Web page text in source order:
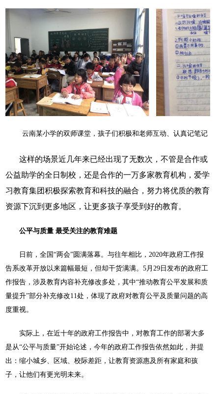
云南某小学的双师课堂，孩子们积极和老师互动、认真记笔记
这样的场景近几年来已经出现了无数次，不管是合作或
公益助学的全日制校，还是合作的一万多家教育机构，爱学
习教育集团积极探索教育和科技的融合，努力将优质的教育
资源下沉到更多地区，让更多孩子享受到好的教育。
公平与质量 最受关注的教育难题
日前，全国“两会”圆满落幕。与往年相比，2020年政府工作报
告系改革开放以来篇幅最短，但却干货满满。5月29日发布的政府工
作报告，涉及教育内容补充修改多处，其中“推动教育公平发展和质
量提升”部分补充修改11处，体现了政府对教育公平及质量问题的高
度重视。
实际上，在近十年的政府工作报告中，对教育工作的部署大多
是从“公平与质量”开始论述，今年的政府工作报告依然如此，并提
出：缩小城乡、区域、校际差距，让教育资源惠及所有家庭和孩
子，让他们有更光明未来。